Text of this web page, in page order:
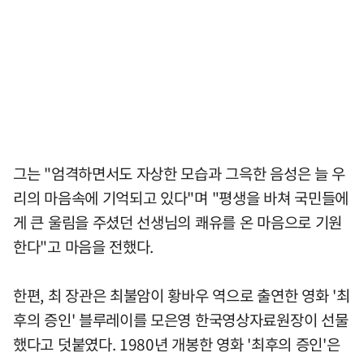
그는 "엄격하면서도 자상한 모습과 그윽한 음성은 늘 우
리의 마음속에 기억되고 있다"며 "평생을 바쳐 국민들에
게 큰 울림을 주셨던 선생님의 쾌유를 온 마음으로 기원
한다"고 마음을 전했다.
한편, 최 장관은 최불암이 황바우 역으로 출연한 영화 '최
후의 증인' 블루레이를 모은영 한국영상자료원장이 선물
했다고 덧붙였다. 1980년 개봉한 영화 '최후의 증인'은